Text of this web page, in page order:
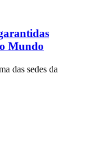
Mundo
das sedes da